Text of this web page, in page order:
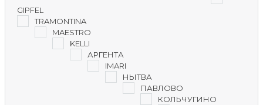
GIPFEL
TRAMONTINA
MAESTRO
KELLI
АРГЕНТА
IMARI
НЫТВА
ПАВЛОВО
КОЛЬЧУГИНО